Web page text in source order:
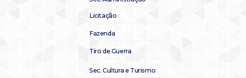
Licitação
Fazenda
Tiro de Guerra
Sec. Cultura e Turismo